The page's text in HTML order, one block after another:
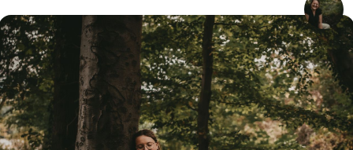
Soon you will learn more about me here...